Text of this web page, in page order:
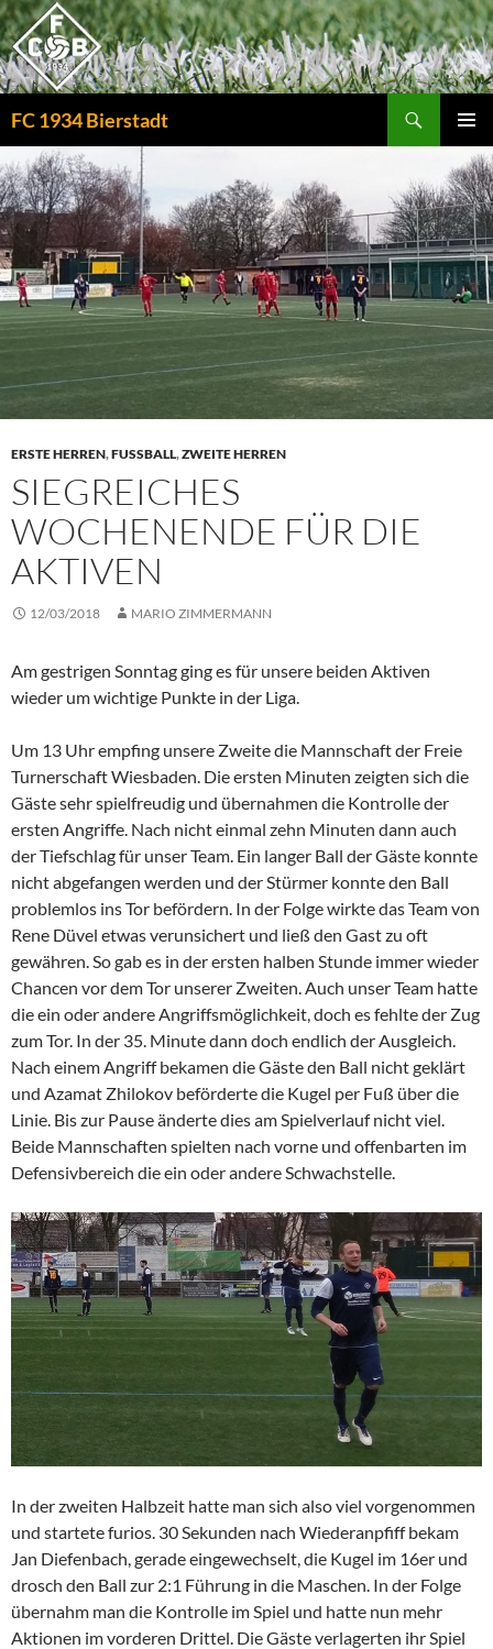
Zum
Inhalt
springen
FC 1934 Bierstadt
MENÜ
ERSTE HERREN,FUSSBALL,ZWEITE HERREN
SIEGREICHES
WOCHENENDE FÜR DIE
AKTIVEN
12/03/2018 MARIO ZIMMERMANN
Am gestrigen Sonntag ging es für unsere beiden Aktiven
wieder um wichtige Punkte in der Liga.
Um 13 Uhr empfing unsere Zweite die Mannschaft der Freie
Turnerschaft Wiesbaden. Die ersten Minuten zeigten sich die
Gäste sehr spielfreudig und übernahmen die Kontrolle der
ersten Angriffe. Nach nicht einmal zehn Minuten dann auch
der Tiefschlag für unser Team. Ein langer Ball der Gäste konnte
nicht abgefangen werden und der Stürmer konnte den Ball
problemlos ins Tor befördern. In der Folge wirkte das Team von
Rene Düvel etwas verunsichert und ließ den Gast zu oft
gewähren. So gab es in der ersten halben Stunde immer wieder
Chancen vor dem Tor unserer Zweiten. Auch unser Team hatte
die ein oder andere Angriffsmöglichkeit, doch es fehlte der Zug
zum Tor. In der 35. Minute dann doch endlich der Ausgleich.
Nach einem Angriff bekamen die Gäste den Ball nicht geklärt
und Azamat Zhilokov beförderte die Kugel per Fuß über die
Linie. Bis zur Pause änderte dies am Spielverlauf nicht viel.
Beide Mannschaften spielten nach vorne und offenbarten im
Defensivbereich die ein oder andere Schwachstelle.
In der zweiten Halbzeit hatte man sich also viel vorgenommen
und startete furios. 30 Sekunden nach Wiederanpfiff bekam
Jan Diefenbach, gerade eingewechselt, die Kugel im 16er und
drosch den Ball zur 2:1 Führung in die Maschen. In der Folge
übernahm man die Kontrolle im Spiel und hatte nun mehr
Aktionen im vorderen Drittel. Die Gäste verlagerten ihr Spiel